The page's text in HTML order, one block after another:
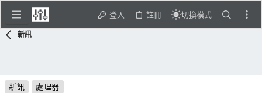
登入 註冊 切換模式
新訊
新訊 處理器